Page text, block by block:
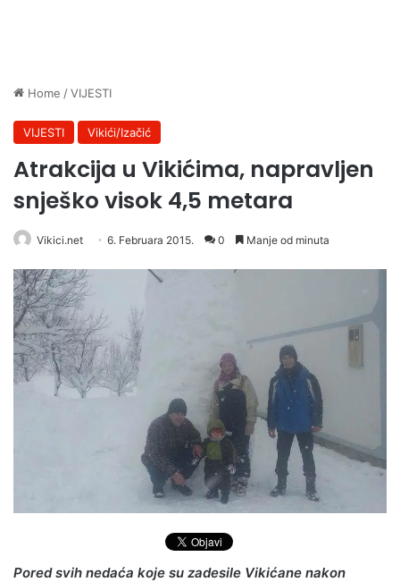
Home /VIJESTI
VIJESTI Vikići/Izačić
Atrakcija u Vikićima, napravljen
snješko visok 4,5 metara
Vikici.net 6. Februara 2015. 0 Manje od minuta
Pored svih nedaća koje su zadesile Vikićane nakon